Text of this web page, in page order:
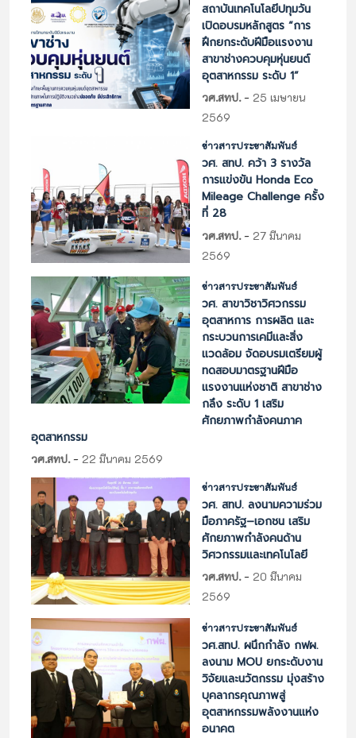
สถาบันเทคโนโลยีปทุมวัน
เปิดอบรมหลักสูตร “การ
ฝึกยกระดับฝีมือแรงงาน
สาขาช่างควบคุมหุ่นยนต์
อุตสาหกรรม ระดับ 1”
วศ.สทป.- 25 เมษายน
2569
ข่าวสารประชาสัมพันธ์
วศ. สทป. คว้า 3 รางวัล
การแข่งขัน Honda Eco
Mileage Challenge ครั้ง
ที่ 28
วศ.สทป.- 27 มีนาคม
2569
ข่าวสารประชาสัมพันธ์
วศ. สาขาวิชาวิศวกรรม
อุตสาหการ การผลิต และ
กระบวนการเคมีและสิ่ง
แวดล้อม จัดอบรมเตรียมผู้
ทดสอบมาตรฐานฝีมือ
แรงงานแห่งชาติ สาขาช่าง
กลึง ระดับ 1 เสริม
ศักยภาพกำลังคนภาค
อุตสาหกรรม
วศ.สทป.- 22 มีนาคม 2569
ข่าวสารประชาสัมพันธ์
วศ. สทป. ลงนามความร่วม
มือภาครัฐ–เอกชน เสริม
ศักยภาพกำลังคนด้าน
วิศวกรรมและเทคโนโลยี
วศ.สทป.- 20 มีนาคม
2569
ข่าวสารประชาสัมพันธ์
วศ.สทป. ผนึกกำลัง กฟผ.
ลงนาม MOU ยกระดับงาน
วิจัยและนวัตกรรม มุ่งสร้าง
บุคลากรคุณภาพสู่
อุตสาหกรรมพลังงานแห่ง
อนาคต